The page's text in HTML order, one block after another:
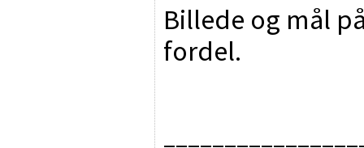
Billede og mål
fordel.